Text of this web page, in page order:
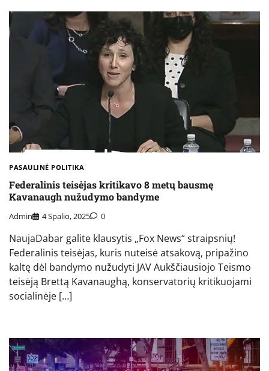
PASAULINĖ POLITIKA
Federalinis teisėjas kritikavo 8 metų bausmę
Kavanaugh nužudymo bandyme
Admin 4 Spalio, 2025 0
NaujaDabar galite klausytis „Fox News“ straipsnių!
Federalinis teisėjas, kuris nuteisė atsakovą, pripažino
kaltę dėl bandymo nužudyti JAV Aukščiausiojo Teismo
teisėją Brettą Kavanaughą, konservatorių kritikuojami
socialinėje […]